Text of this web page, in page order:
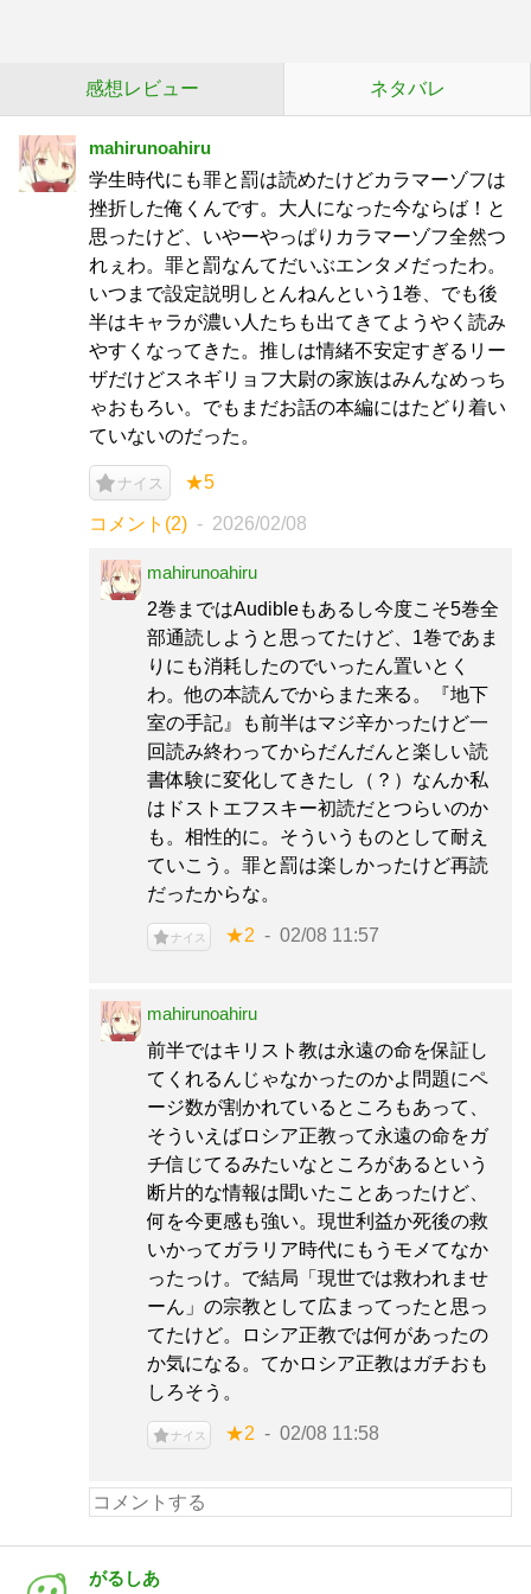
感想レビュー ネタバレ
mahirunoahiru
学生時代にも罪と罰は読めたけどカラマーゾフは
挫折した俺くんです。大人になった今ならば！と
思ったけど、いやーやっぱりカラマーゾフ全然つ
れぇわ。罪と罰なんてだいぶエンタメだったわ。
いつまで設定説明しとんねんという1巻、でも後
半はキャラが濃い人たちも出てきてようやく読み
やすくなってきた。推しは情緒不安定すぎるリー
ザだけどスネギリョフ大尉の家族はみんなめっち
ゃおもろい。でもまだお話の本編にはたどり着い
ていないのだった。
ナイス ★5
コメント(2) 2026/02/08
mahirunoahiru
2巻まではAudibleもあるし今度こそ5巻全
部通読しようと思ってたけど、1巻であま
りにも消耗したのでいったん置いとく
わ。他の本読んでからまた来る。『地下
室の手記』も前半はマジ辛かったけど一
回読み終わってからだんだんと楽しい読
書体験に変化してきたし（？）なんか私
はドストエフスキー初読だとつらいのか
も。相性的に。そういうものとして耐え
ていこう。罪と罰は楽しかったけど再読
だったからな。
ナイス ★2 02/08 11:57
mahirunoahiru
前半ではキリスト教は永遠の命を保証し
てくれるんじゃなかったのかよ問題にペ
ージ数が割かれているところもあって、
そういえばロシア正教って永遠の命をガ
チ信じてるみたいなところがあるという
断片的な情報は聞いたことあったけど、
何を今更感も強い。現世利益か死後の救
いかってガラリア時代にもうモメてなか
ったっけ。で結局「現世では救われませ
ーん」の宗教として広まってったと思っ
てたけど。ロシア正教では何があったの
か気になる。てかロシア正教はガチおも
しろそう。
ナイス ★2 02/08 11:58
がるしあ